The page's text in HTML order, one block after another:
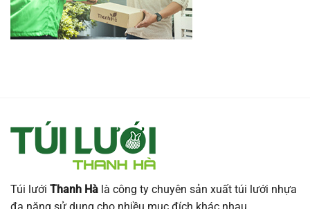
Túi lưới Thanh Hà là công ty chuyên sản xuất túi lưới nhựa